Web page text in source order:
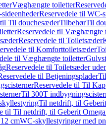
Væghængte toiletter
Reservedele til WC-
Til douchesæderTilbehørTil
Reservedele til Væghængte
Reservedele til Toiletsæder
til Komforttoiletsæder
til Væghængte toiletter
Reservedele til Toiletsæder
til Betjeningsplader
Reservedele til Til
Til 300T
Til netdrift, til
til Til netdrift, til Geberit
cmWC-skyllestyringer med